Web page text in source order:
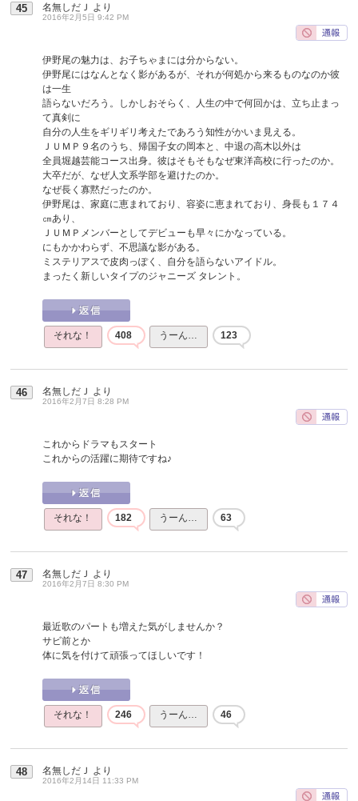
45 名無しだＪ より
2016年2月5日 9:42 PM
伊野尾の魅力は、お子ちゃまには分からない。
伊野尾にはなんとなく影があるが、それが何処から来るものなのか彼
は一生
語らないだろう。しかしおそらく、人生の中で何回かは、立ち止まっ
て真剣に
自分の人生をギリギリ考えたであろう知性がかいま見える。
ＪＵＭＰ９名のうち、帰国子女の岡本と、中退の高木以外は
全員堀越芸能コース出身。彼はそもそもなぜ東洋高校に行ったのか。
大卒だが、なぜ人文系学部を避けたのか。
なぜ長く寡黙だったのか。
伊野尾は、家庭に恵まれており、容姿に恵まれており、身長も１７４
㎝あり、
ＪＵＭＰメンバーとしてデビューも早々にかなっている。
にもかかわらず、不思議な影がある。
ミステリアスで皮肉っぽく、自分を語らないアイドル。
まったく新しいタイプのジャニーズ タレント。
それな！ 408 うーん… 123
46 名無しだＪ より
2016年2月7日 8:28 PM
これからドラマもスタート
これからの活躍に期待ですね♪
それな！ 182 うーん… 63
47 名無しだＪ より
2016年2月7日 8:30 PM
最近歌のパートも増えた気がしませんか？
サビ前とか
体に気を付けて頑張ってほしいです！
それな！ 246 うーん… 46
48 名無しだＪ より
2016年2月14日 11:33 PM